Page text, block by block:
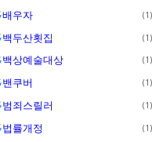
배우자 1
백두산횟집 1
백상예술대상 1
밴쿠버 1
범죄스릴러 1
법률개정 1